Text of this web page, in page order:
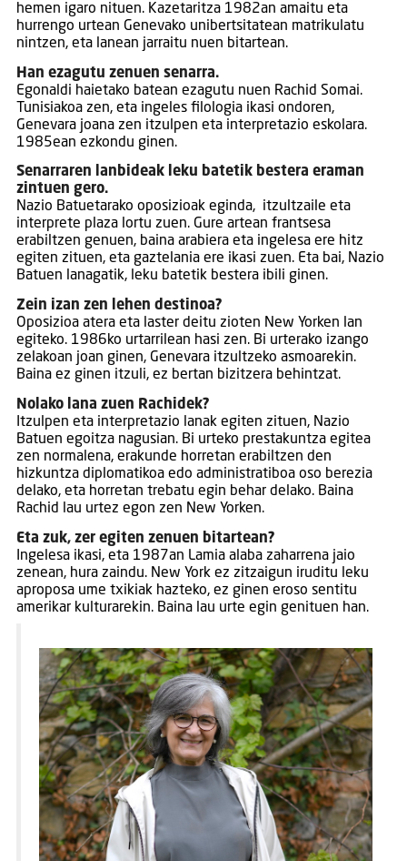
hemen igaro nituen. Kazetaritza 1982an amaitu eta
hurrengo urtean Genevako unibertsitatean matrikulatu
nintzen, eta lanean jarraitu nuen bitartean.
Han ezagutu zenuen senarra.
Egonaldi haietako batean ezagutu nuen Rachid Somai.
Tunisiakoa zen, eta ingeles filologia ikasi ondoren,
Genevara joana zen itzulpen eta interpretazio eskolara.
1985ean ezkondu ginen.
Senarraren lanbideak leku batetik bestera eraman
zintuen gero.
Nazio Batuetarako oposizioak eginda, itzultzaile eta
interprete plaza lortu zuen. Gure artean frantsesa
erabiltzen genuen, baina arabiera eta ingelesa ere hitz
egiten zituen, eta gaztelania ere ikasi zuen. Eta bai, Nazio
Batuen lanagatik, leku batetik bestera ibili ginen.
Zein izan zen lehen destinoa?
Oposizioa atera eta laster deitu zioten New Yorken lan
egiteko. 1986ko urtarrilean hasi zen. Bi urterako izango
zelakoan joan ginen, Genevara itzultzeko asmoarekin.
Baina ez ginen itzuli, ez bertan bizitzera behintzat.
Nolako lana zuen Rachidek?
Itzulpen eta interpretazio lanak egiten zituen, Nazio
Batuen egoitza nagusian. Bi urteko prestakuntza egitea
zen normalena, erakunde horretan erabiltzen den
hizkuntza diplomatikoa edo administratiboa oso berezia
delako, eta horretan trebatu egin behar delako. Baina
Rachid lau urtez egon zen New Yorken.
Eta zuk, zer egiten zenuen bitartean?
Ingelesa ikasi, eta 1987an Lamia alaba zaharrena jaio
zenean, hura zaindu. New York ez zitzaigun iruditu leku
aproposa ume txikiak hazteko, ez ginen eroso sentitu
amerikar kulturarekin. Baina lau urte egin genituen han.